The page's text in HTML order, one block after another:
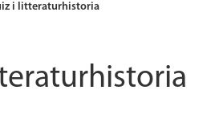
i litteraturhistoria